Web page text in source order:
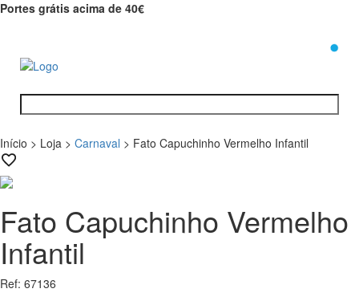
Portes grátis acima de 40€
Início > Loja > Carnaval > Fato Capuchinho Vermelho Infantil
Fato Capuchinho Vermelho
Infantil
Ref: 67136